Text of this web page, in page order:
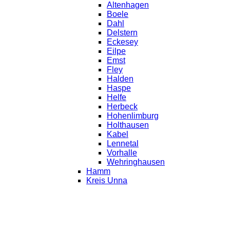
Altenhagen
Boele
Dahl
Delstern
Eckesey
Eilpe
Emst
Fley
Halden
Haspe
Helfe
Herbeck
Hohenlimburg
Holthausen
Kabel
Lennetal
Vorhalle
Wehringhausen
Hamm
Kreis Unna